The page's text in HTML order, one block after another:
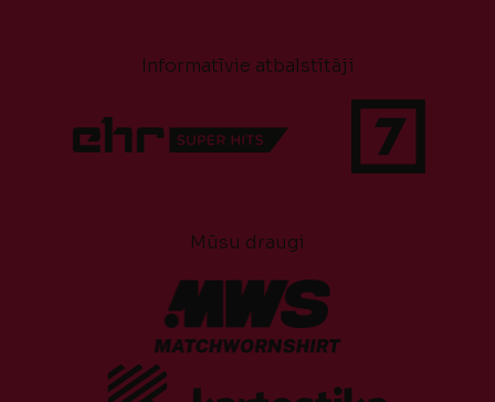
Informatīvie atbalstītāji
Mūsu draugi